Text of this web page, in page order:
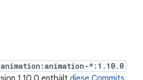
*:1.10.0